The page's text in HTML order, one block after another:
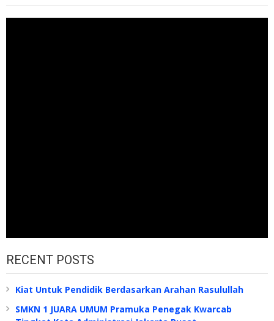
RECENT POSTS
Kiat Untuk Pendidik Berdasarkan Arahan Rasulullah
SMKN 1 JUARA UMUM Pramuka Penegak Kwarcab